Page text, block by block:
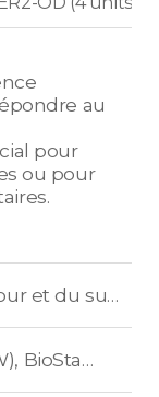
au
pour
ou pour
La fin des mises à jour et du support de BioStar 2 au format 32 bits (x86)
BioStation 2(BS2-OIPW), BioStation A2(BSA2-OIPW)